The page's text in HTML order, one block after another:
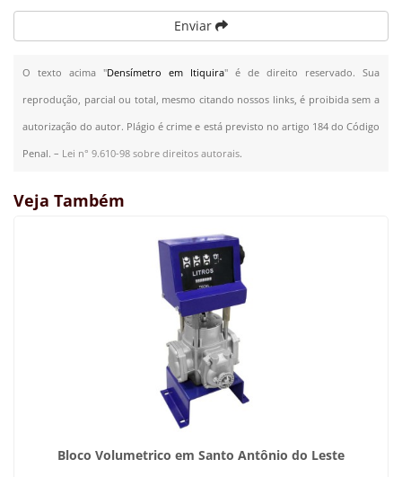
Enviar
O texto acima "Densímetro em Itiquira" é de direito reservado. Sua
reprodução, parcial ou total, mesmo citando nossos links, é proibida sem a
autorização do autor. Plágio é crime e está previsto no artigo 184 do Código
Penal. – Lei n° 9.610-98 sobre direitos autorais.
Veja Também
Bloco Volumetrico em Santo Antônio do Leste